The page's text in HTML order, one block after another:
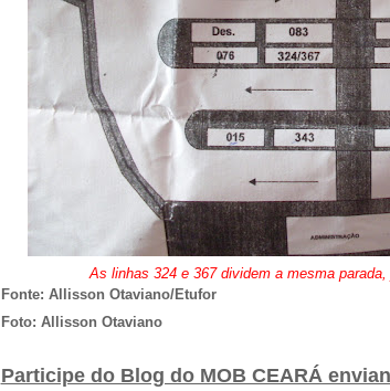
As linhas 324 e 367 dividem a mesma
Fonte: Allisson Otaviano/Etufor
Foto: Allisson Otaviano
Participe do Blog do MOB CEARÁ